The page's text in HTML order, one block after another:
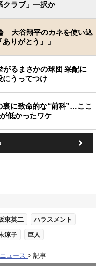
クラブ」一択か
大谷翔平のカネを使い込
りがとう』」
がるまさかの球団 采配に
にうってつけ
裏に致命的な“前科”…ここ
低かったワケ
東英二 ハラスメント
涼子 巨人
ュース 記事